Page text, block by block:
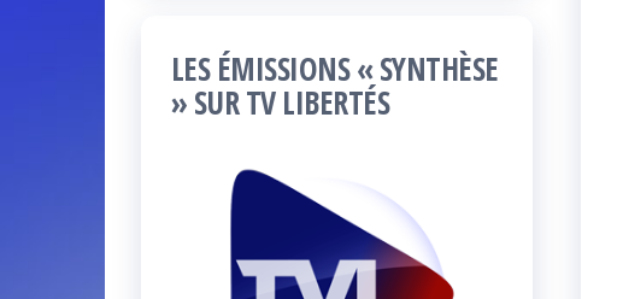
LES ÉMISSIONS « SYNTHÈSE
» SUR TV LIBERTÉS